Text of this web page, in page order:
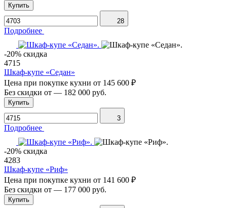
Купить
28
Подробнее
-20% скидка
4715
Шкаф-купе «Седан»
Цена при покупке кухни от 145 600 ₽
Без скидки от — 182 000 руб.
Купить
3
Подробнее
-20% скидка
4283
Шкаф-купе «Риф»
Цена при покупке кухни от 141 600 ₽
Без скидки от — 177 000 руб.
Купить